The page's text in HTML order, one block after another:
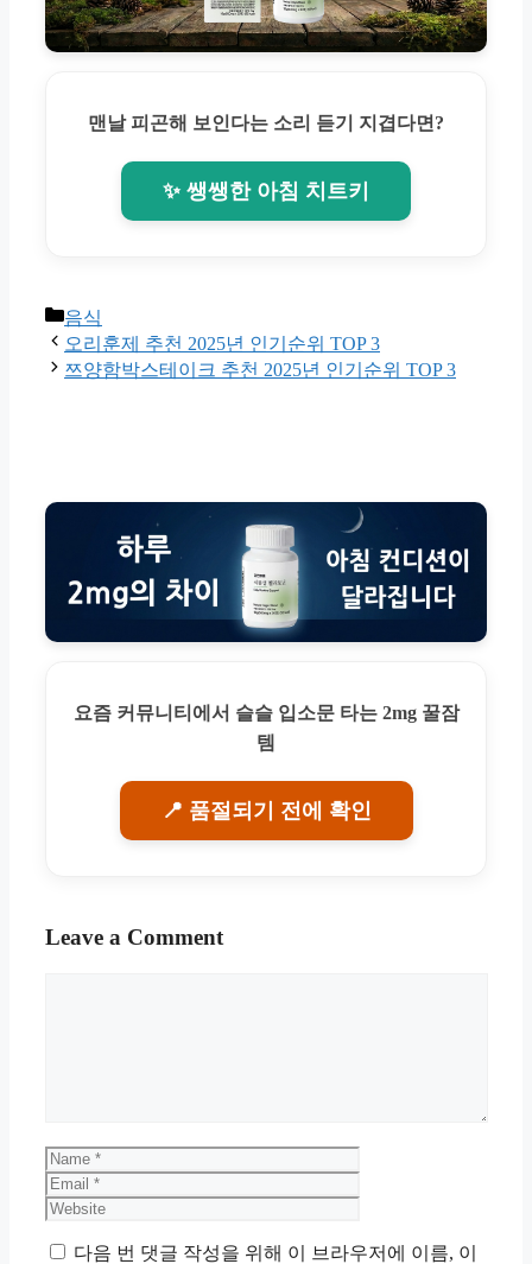
맨날 피곤해 보인다는 소리 듣기 지겹다면?
✨ 쌩쌩한 아침 치트키
Categories
음식
오리훈제 추천 2025년 인기순위 TOP 3
쯔양함박스테이크 추천 2025년 인기순위 TOP 3
요즘 커뮤니티에서 슬슬 입소문 타는 2mg 꿀잠
템
📍 품절되기 전에 확인
Leave a Comment
Name
다음 번 댓글 작성을 위해 이 브라우저에 이름, 이